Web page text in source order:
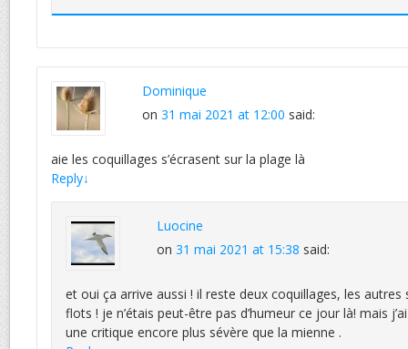
Dominique
on 31 mai 2021 at 12:00 said:
aie les coquillages s’écrasent sur la plage là
Reply↓
Luocine
on 31 mai 2021 at 15:38 said:
et oui ça arrive aussi ! il reste deux coquillages, les
flots ! je n’étais peut-être pas d’humeur ce jour là! mais
une critique encore plus sévère que la mienne .